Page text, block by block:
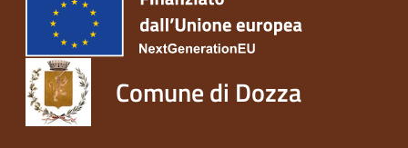
Comune di Dozza